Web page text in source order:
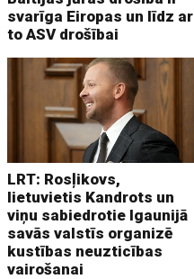
svarīga Eiropas un līdz ar
to ASV drošībai
LRT: Rosļikovs,
lietuvietis Kandrots un
viņu sabiedrotie Igaunijā
savās valstīs organizē
kustības neuzticības
vairošanai